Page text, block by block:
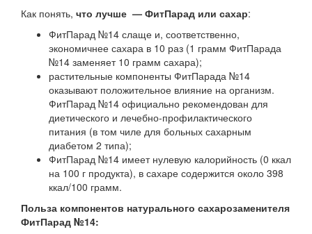
Как понять, что лучше — ФитПарад или сахар:
ФитПарад №14 слаще и, соответственно,
экономичнее сахара в 10 раз (1 грамм ФитПарада
№14 заменяет 10 грамм сахара);
растительные компоненты ФитПарада №14
оказывают положительное влияние на организм.
ФитПарад №14 официально рекомендован для
диетического и лечебно-профилактического
питания (в том чиле для больных сахарным
диабетом 2 типа);
ФитПарад №14 имеет нулевую калорийность (0 ккал
на 100 г продукта), в сахаре содержится около 398
ккал/100 грамм.
Польза компонентов натурального сахарозаменителя
ФитПарад №14: